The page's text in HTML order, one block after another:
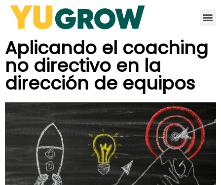
Aplicando el coaching
no directivo en la
dirección de equipos